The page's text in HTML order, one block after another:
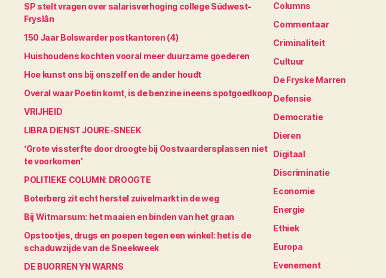
SP stelt vragen over salarisverhoging college Súdwest-
Fryslân
150 Jaar Bolswarder postkantoren (4)
Huishoudens kochten vooral meer duurzame goederen
Hoe kunst ons bij onszelf en de ander houdt
Overal waar Poetin komt, is de benzine ineens spotgoedkoop
VRIJHEID
LIBRA DIENST JOURE-SNEEK
‘Grote vissterfte door droogte bij Oostvaardersplassen niet
te voorkomen’
POLITIEKE COLUMN: DROOGTE
Boterberg zit echt herstel zuivelmarkt in de weg
Bij Witmarsum: het maaien en binden van het graan
Opstootjes, drugs en poepen tegen een winkel: het is de
schaduwzijde van de Sneekweek
DE BUORREN YN WARNS
Columns
Commentaar
Criminaliteit
Cultuur
De Fryske Marren
Defensie
Democratie
Dieren
Digitaal
Discriminatie
Economie
Energie
Ethiek
Europa
Evenement